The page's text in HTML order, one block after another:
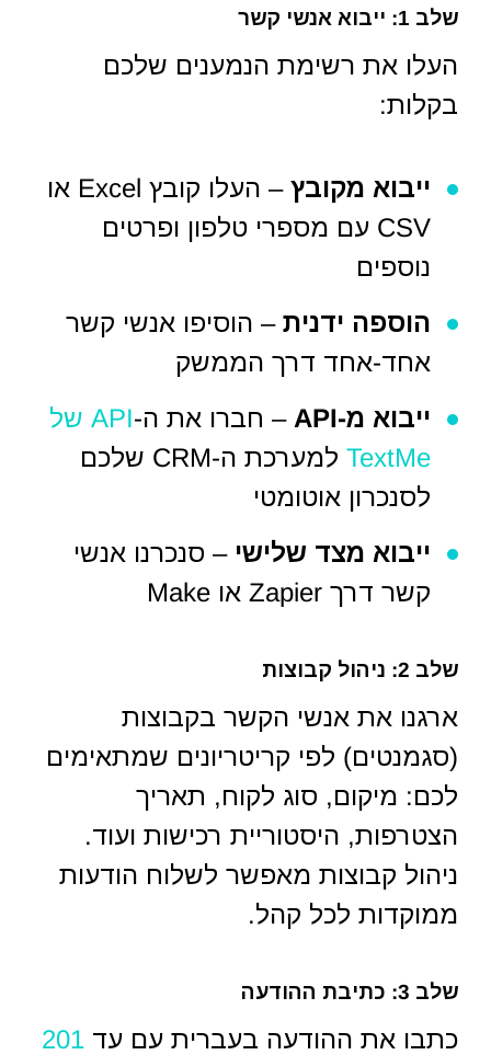
שלב 1: ייבוא אנשי קשר
העלו את רשימת הנמענים שלכם
בקלות:
ייבוא מקובץ
– העלו קובץ Excel או
CSV עם מספרי טלפון ופרטים
נוספים
הוספה ידנית – הוסיפו אנשי קשר
אחד-אחד דרך הממשק
ייבוא מ-API
– חברו את ה-
API של
TextMe
למערכת ה-CRM שלכם
לסנכרון אוטומטי
ייבוא מצד שלישי – סנכרנו אנשי
קשר דרך Zapier או Make
שלב 2: ניהול קבוצות
ארגנו את אנשי הקשר בקבוצות
(סגמנטים) לפי קריטריונים שמתאימים
לכם: מיקום, סוג לקוח, תאריך
הצטרפות, היסטוריית רכישות ועוד.
ניהול קבוצות מאפשר לשלוח הודעות
ממוקדות לכל קהל.
שלב 3: כתיבת ההודעה
כתבו את ההודעה בעברית עם עד 201